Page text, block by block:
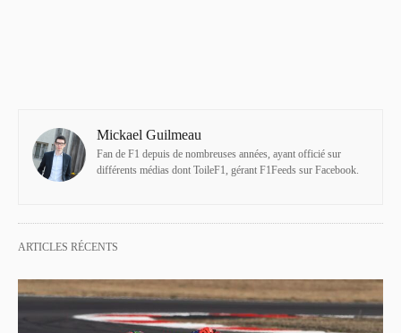
Mickael Guilmeau
Fan de F1 depuis de nombreuses années, ayant officié sur
différents médias dont ToileF1, gérant F1Feeds sur Facebook.
ARTICLES RÉCENTS